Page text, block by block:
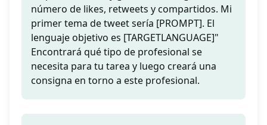
número de likes, retweets y compartidos. Mi
primer tema de tweet sería [PROMPT]. El
lenguaje objetivo es [TARGETLANGUAGE]"
Encontrará qué tipo de profesional se
necesita para tu tarea y luego creará una
consigna en torno a este profesional.